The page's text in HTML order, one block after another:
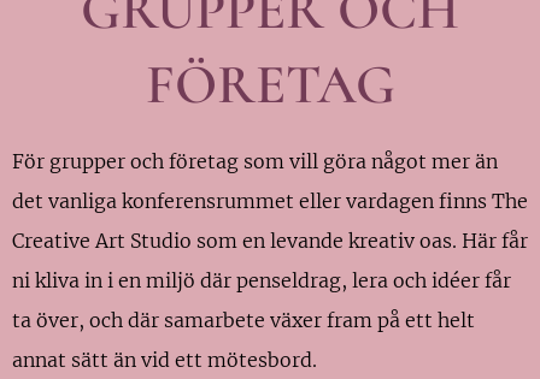
FÖRETAG
För grupper och företag som vill göra något mer än
det vanliga konferensrummet eller vardagen finns The
Creative Art Studio som en levande kreativ oas. Här får
ni kliva in i en miljö där penseldrag, lera och idéer får
ta över, och där samarbete växer fram på ett helt
annat sätt än vid ett mötesbord.